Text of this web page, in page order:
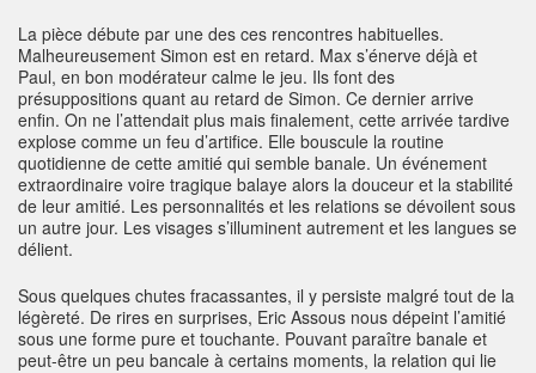
La pièce débute par une des ces rencontres habituelles.
Malheureusement Simon est en retard. Max s’énerve déjà et
Paul, en bon modérateur calme le jeu. Ils font des
présuppositions quant au retard de Simon. Ce dernier arrive
enfin. On ne l’attendait plus mais finalement, cette arrivée tardive
explose comme un feu d’artifice. Elle bouscule la routine
quotidienne de cette amitié qui semble banale. Un événement
extraordinaire voire tragique balaye alors la douceur et la stabilité
de leur amitié. Les personnalités et les relations se dévoilent sous
un autre jour. Les visages s’illuminent autrement et les langues se
délient.
Sous quelques chutes fracassantes, il y persiste malgré tout de la
légèreté. De rires en surprises, Eric Assous nous dépeint l’amitié
sous une forme pure et touchante. Pouvant paraître banale et
peut-être un peu bancale à certains moments, la relation qui lie